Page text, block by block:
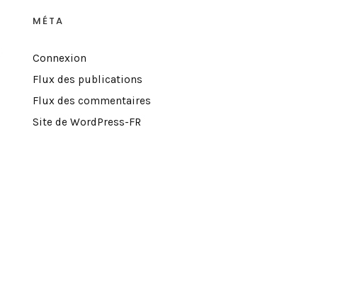
MÉTA
Connexion
Flux des publications
Flux des commentaires
Site de WordPress-FR